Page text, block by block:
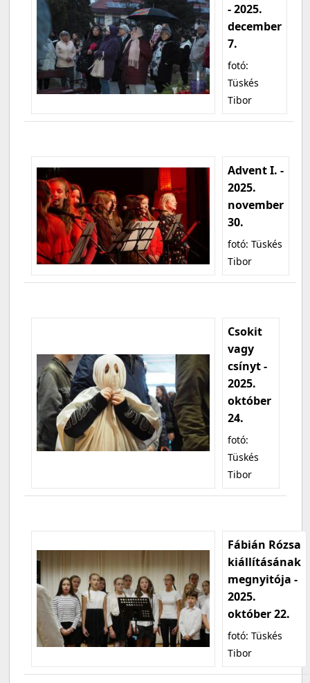
- 2025.
december
7.
fotó:
Tüskés
Tibor
Advent I. -
2025.
november
30.
fotó: Tüskés
Tibor
Csokit
vagy
csínyt -
2025.
október
24.
fotó:
Tüskés
Tibor
Fábián Rózsa
kiállításának
megnyitója -
2025.
október 22.
fotó: Tüskés
Tibor